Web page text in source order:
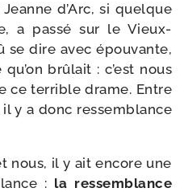
d’Arc, si quelque
a pas­sé sur le Vieux-​
se dire avec épou­vante,
brû­lait : c’est nous
ce ter­rible drame. Entre
y a donc res­sem­blance
nous, il y ait encore une
: la res­sem­blance